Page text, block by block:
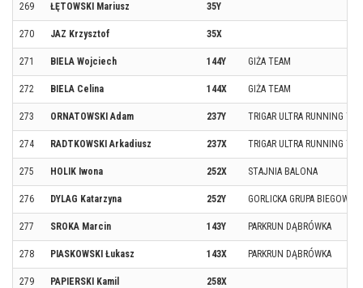
269 ŁĘTOWSKI Mariusz 35Y
270 JAZ Krzysztof 35X
271 BIELA Wojciech 144Y GIŻA TEAM
272 BIELA Celina 144X GIŻA TEAM
273 ORNATOWSKI Adam 237Y TRIGAR ULTRA RUNNING
274 RADTKOWSKI Arkadiusz 237X TRIGAR ULTRA RUNNING
275 HOLIK Iwona 252X STAJNIA BALONA
276 DYLAG Katarzyna 252Y GORLICKA GRUPA BIEGOWA
277 SROKA Marcin 143Y PARKRUN DĄBRÓWKA
278 PIASKOWSKI Łukasz 143X PARKRUN DĄBRÓWKA
279 PAPIERSKI Kamil 258X